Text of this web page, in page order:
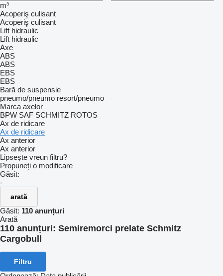
m³
Acoperiş culisant
Acoperiş culisant
Lift hidraulic
Lift hidraulic
Axe
ABS
ABS
EBS
EBS
Bară de suspensie
pneumo/pneumo resort/pneumo
Marca axelor
BPW SAF SCHMITZ ROTOS
Ax de ridicare
Ax de ridicare
Ax anterior
Ax anterior
Lipsește vreun filtru?
Propuneți o modificare
Găsit:
-
arată
Găsit: 110 anunțuri
Arată
110 anunțuri: Semiremorci prelate Schmitz
Cargobull
Filtru